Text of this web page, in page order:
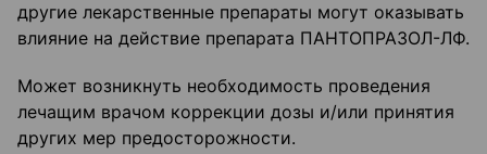
другие лекарственные препараты могут оказывать
влияние на действие препарата ПАНТОПРАЗОЛ-ЛФ.
Может возникнуть необходимость проведения
лечащим врачом коррекции дозы и/или принятия
других мер предосторожности.